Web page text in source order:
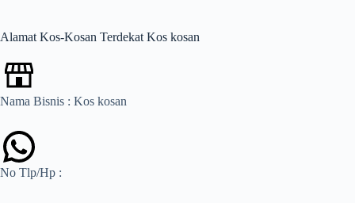
Alamat Kos-Kosan Terdekat Kos kosan
Nama Bisnis : Kos kosan
No Tlp/Hp :